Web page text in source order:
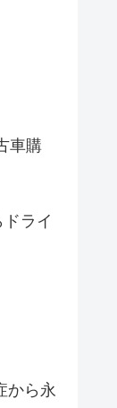
車購
ライ
から永